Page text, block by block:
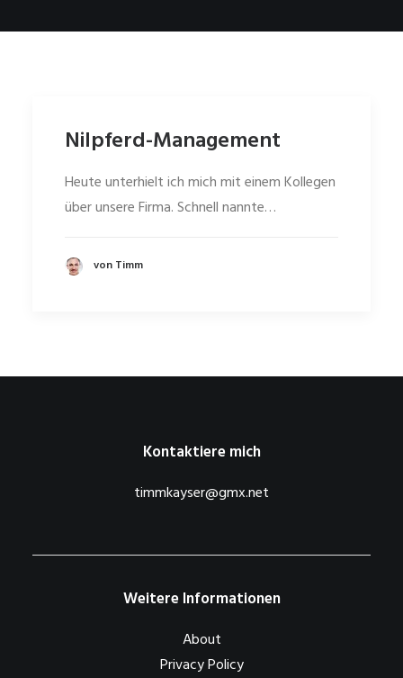
Nilpferd-Management
Heute unterhielt ich mich mit einem Kollegen
über unsere Firma. Schnell nannte…
von Timm
Kontaktiere mich
timmkayser@gmx.net
Weitere Informationen
About
Privacy Policy